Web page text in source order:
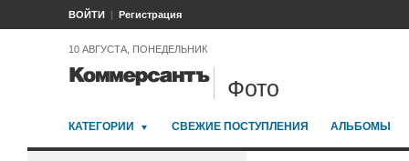
ВОЙТИ Регистрация
10 АВГУСТА, ПОНЕДЕЛЬНИК
Фото
КАТЕГОРИИ СВЕЖИЕ ПОСТУПЛЕНИЯ АЛЬБОМЫ